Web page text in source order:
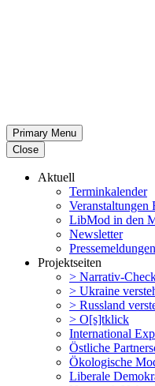
Primary Menu
Close
Aktuell
Termin­ka­lender
Veran­stal­tungen
LibMod in den
Newsletter
Presse­mel­dungen
Projekt­seiten
> Narrativ-
> Ukraine
> Russland
> O[s]tklick
Inter­na­tional
Östliche
Ökolo­gische
Liberale